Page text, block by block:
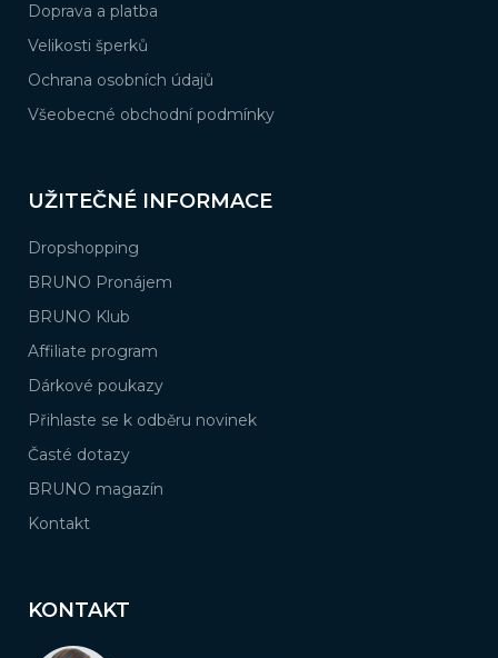
Doprava a platba
Velikosti šperků
Ochrana osobních údajů
Všeobecné obchodní podmínky
UŽITEČNÉ INFORMACE
Dropshopping
BRUNO Pronájem
BRUNO Klub
Affiliate program
Dárkové poukazy
Přihlaste se k odběru novinek
Časté dotazy
BRUNO magazín
Kontakt
KONTAKT